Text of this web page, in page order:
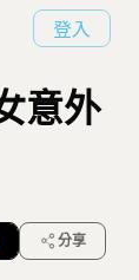
登入
意外
分享